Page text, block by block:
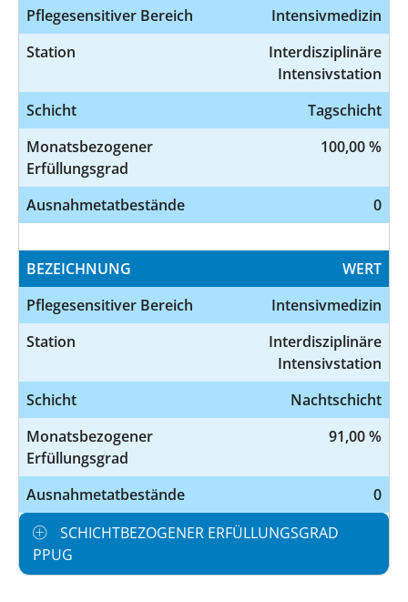
Pflegesensitiver Bereich
Intensivmedizin
Station
Interdisziplinäre
Intensivstation
Schicht
Tagschicht
Monatsbezogener
Erfüllungsgrad
100,00 %
Ausnahmetatbestände 0
BEZEICHNUNG
WERT
Pflegesensitiver Bereich
Intensivmedizin
Station
Interdisziplinäre
Intensivstation
Schicht
Nachtschicht
Monatsbezogener
Erfüllungsgrad
91,00 %
Ausnahmetatbestände
0
SCHICHTBEZOGENER ERFÜLLUNGSGRAD
PPUG